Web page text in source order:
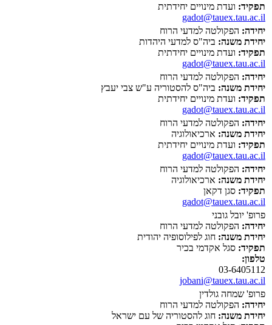
תפקיד: ועדת מינויים יחידתית
gadot@tauex.tau.ac.il
יחידה: הפקולטה למדעי הרוח
יחידת משנה: ביה"ס למדעי היהדות
תפקיד: ועדת מינויים יחידתית
gadot@tauex.tau.ac.il
יחידה: הפקולטה למדעי הרוח
יחידת משנה: ביה"ס להסטוריה ע"ש צבי יעבץ
תפקיד: ועדת מינויים יחידתית
gadot@tauex.tau.ac.il
יחידה: הפקולטה למדעי הרוח
יחידת משנה: ארכיאולוגיה
תפקיד: ועדת מינויים יחידתית
gadot@tauex.tau.ac.il
יחידה: הפקולטה למדעי הרוח
יחידת משנה: ארכיאולוגיה
תפקיד: סגן דקאן
gadot@tauex.tau.ac.il
פרופ' יובל גובני
יחידה: הפקולטה למדעי הרוח
יחידת משנה: חוג לפילוסופיה יהודית
תפקיד: סגל אקדמי בכיר
טלפון:
03-6405112
jobani@tauex.tau.ac.il
פרופ' שמחה גולדין
יחידה: הפקולטה למדעי הרוח
יחידת משנה: חוג להסטוריה של עם ישראל